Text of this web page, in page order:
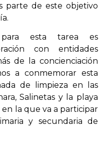
parte de este objetivo
esta tarea es
con entidades
de la concienciación
a conmemorar esta
de limpieza en las
Salinetas y la playa
la que va a participar
y secundaria de